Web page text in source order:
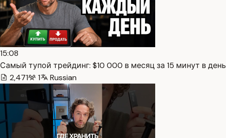
15:08
Самый тупой трейдинг: $10 000 в месяц за 15 минут в
2,471
1 Russian